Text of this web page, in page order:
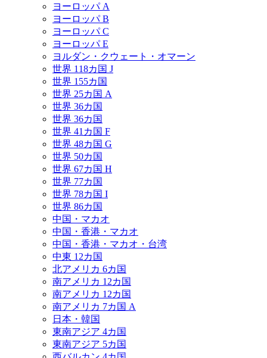
ヨーロッパ A
ヨーロッパ B
ヨーロッパ C
ヨーロッパ E
ヨルダン・クウェート・オマーン
世界 118カ国 J
世界 155カ国
世界 25カ国 A
世界 36カ国
世界 36カ国
世界 41カ国 F
世界 48カ国 G
世界 50カ国
世界 67カ国 H
世界 77カ国
世界 78カ国 I
世界 86カ国
中国・マカオ
中国・香港・マカオ
中国・香港・マカオ・台湾
中東 12カ国
北アメリカ 6カ国
南アメリカ 12カ国
南アメリカ 12カ国
南アメリカ 7カ国 A
日本・韓国
東南アジア 4カ国
東南アジア 5カ国